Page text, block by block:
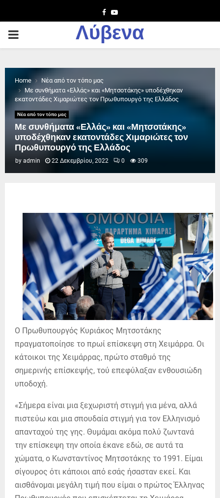
Facebook
Youtube
PRIMARY
Λύβενα
Home
Νέα από τον τόπο μας
Με συνθήματα «Ελλάς» και «Μητσοτάκης» υποδέχθηκαν
εκατοντάδες Χιμαριώτες τον Πρωθυπουργό της Ελλάδος
Νέα από τον τόπο μας
Με συνθήματα «Ελλάς» και «Μητσοτάκης»
υποδέχθηκαν εκατοντάδες Χιμαριώτες τον
Πρωθυπουργό της Ελλάδος
by admin 22 Δεκεμβρίου, 2022 0 309
Ο Πρωθυπουργός Κυριάκος Μητσοτάκης
πραγματοποίησε το πρωί επίσκεψη στη Χειμάρρα. Οι
κάτοικοι της Χειμάρρας, πρώτο σταθμό της
σημερινής επίσκεψής, τού επεφύλαξαν ενθουσιώδη
υποδοχή.
«Σήμερα είναι μια ξεχωριστή στιγμή για μένα, αλλά
πιστεύω και μια σπουδαία στιγμή για τον Ελληνισμό
απανταχού της γης. Θυμάμαι ακόμα πολύ ζωντανά
την επίσκεψη την οποία έκανε εδώ, σε αυτά τα
χώματα, ο Κωνσταντίνος Μητσοτάκης το 1991. Είμαι
σίγουρος ότι κάποιοι από εσάς ήσασταν εκεί. Και
αισθάνομαι μεγάλη τιμή που είμαι ο πρώτος Έλληνας